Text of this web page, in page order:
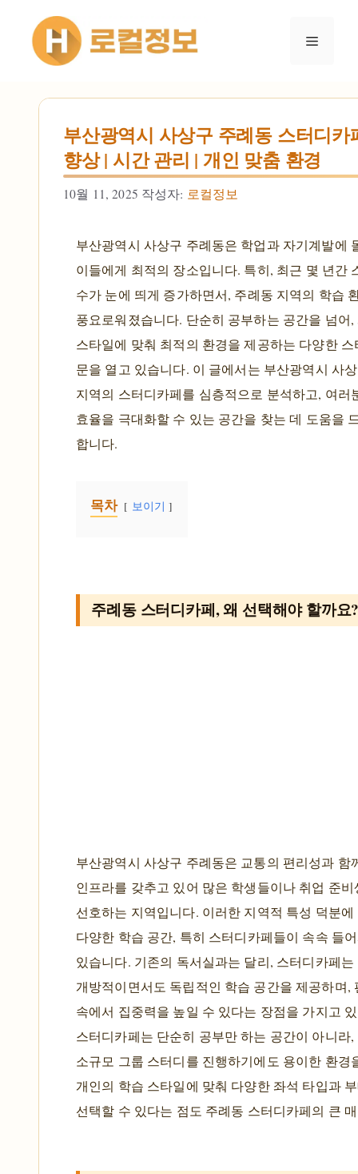
건너뛰기
메뉴
부산광역시 사상구 주례동 스터디카
향상 | 시간 관리 | 개인 맞춤 환경
10월 11, 2025 작성자: 로컬정보
부산광역시 사상구 주례동은 학업과 자기계발에
이들에게 최적의 장소입니다. 특히, 최근 몇 년간
수가 눈에 띄게 증가하면서, 주례동 지역의 학습
풍요로워졌습니다. 단순히 공부하는 공간을 넘어
스타일에 맞춰 최적의 환경을 제공하는 다양한
문을 열고 있습니다. 이 글에서는 부산광역시 사
지역의 스터디카페를 심층적으로 분석하고, 여러
효율을 극대화할 수 있는 공간을 찾는 데 도움을
합니다.
목차 보이기
주례동 스터디카페, 왜 선택해야 할까요
부산광역시 사상구 주례동은 교통의 편리성과 함
인프라를 갖추고 있어 많은 학생들이나 취업 준비
선호하는 지역입니다. 이러한 지역적 특성 덕분
다양한 학습 공간, 특히 스터디카페들이 속속 들
있습니다. 기존의 독서실과는 달리, 스터디카페는
개방적이면서도 독립적인 학습 공간을 제공하며,
속에서 집중력을 높일 수 있다는 장점을 가지고
스터디카페는 단순히 공부만 하는 공간이 아니라
소규모 그룹 스터디를 진행하기에도 용이한 환경
개인의 학습 스타일에 맞춰 다양한 좌석 타입과
선택할 수 있다는 점도 주례동 스터디카페의 큰